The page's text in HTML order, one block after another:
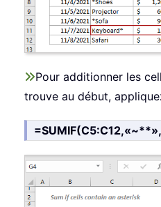
Pour additionner les
trouve au début,